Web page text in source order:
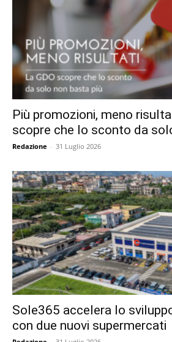
Più promozioni, meno
scopre che lo sconto da
Redazione - 31 Luglio 2026
Sole365 accelera lo
con due nuovi supermercati